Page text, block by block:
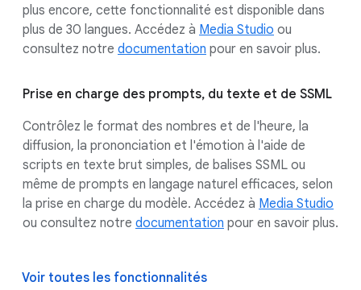
plus encore, cette fonctionnalité est disponible dans
plus de 30 langues. Accédez à Media Studio ou
consultez notre documentation pour en savoir plus.
Prise en charge des prompts, du texte et de SSML
Contrôlez le format des nombres et de l'heure, la
diffusion, la prononciation et l'émotion à l'aide de
scripts en texte brut simples, de balises SSML ou
même de prompts en langage naturel efficaces, selon
la prise en charge du modèle. Accédez à Media Studio
ou consultez notre documentation pour en savoir plus.
Voir toutes les fonctionnalités